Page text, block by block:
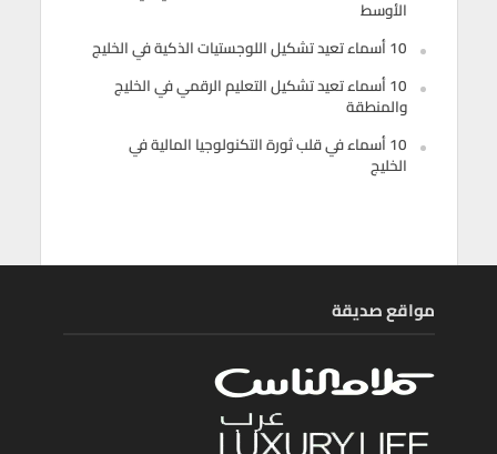
الأوسط
10 أسماء تعيد تشكيل اللوجستيات الذكية في الخليج
10 أسماء تعيد تشكيل التعليم الرقمي في الخليج
والمنطقة
10 أسماء في قلب ثورة التكنولوجيا المالية في
الخليج
مواقع صديقة